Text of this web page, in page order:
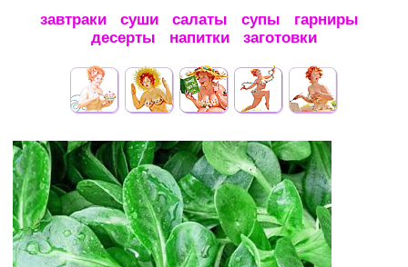
завтраки суши салаты супы
гарниры
десерты
напитки заготовки